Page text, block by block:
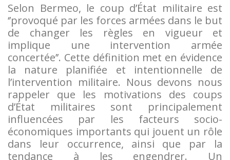
Selon Bermeo, le coup d’État militaire est
‘’provoqué par les forces armées dans le but
de changer les règles en vigueur et
implique une intervention armée
concertée’’. Cette définition met en évidence
la nature planifiée et intentionnelle de
l’intervention militaire. Nous devons nous
rappeler que les motivations des coups
d’État militaires sont principalement
influencées par les facteurs socio-
économiques importants qui jouent un rôle
dans leur occurrence, ainsi que par la
tendance à les engendrer. Un